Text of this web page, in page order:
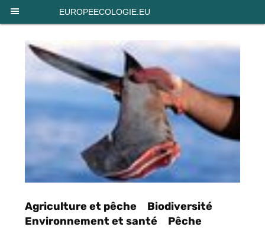
EUROPEECOLOGIE.EU
Agriculture et pêche
Biodiversité
Environnement et santé
Pêche